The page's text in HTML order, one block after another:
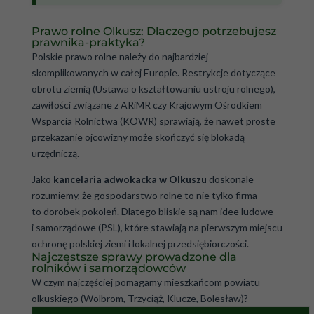
Prawo rolne Olkusz: Dlaczego potrzebujesz
prawnika-praktyka?
Polskie prawo rolne należy do najbardziej
skomplikowanych w całej Europie. Restrykcje dotyczące
obrotu ziemią (Ustawa o kształtowaniu ustroju rolnego),
zawiłości związane z ARiMR czy Krajowym Ośrodkiem
Wsparcia Rolnictwa (KOWR) sprawiają, że nawet proste
przekazanie ojcowizny może skończyć się blokadą
urzędniczą.
Jako kancelaria adwokacka w Olkuszu doskonale
rozumiemy, że gospodarstwo rolne to nie tylko firma –
to dorobek pokoleń. Dlatego bliskie są nam idee ludowe
i samorządowe (PSL), które stawiają na pierwszym miejscu
ochronę polskiej ziemi i lokalnej przedsiębiorczości.
Najczęstsze sprawy prowadzone dla
rolników i samorządowców
W czym najczęściej pomagamy mieszkańcom powiatu
olkuskiego (Wolbrom, Trzyciąż, Klucze, Bolesław)?